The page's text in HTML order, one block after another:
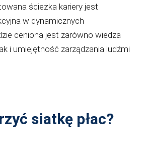
ścieżka kariery jest
w dynamicznych
ceniona jest zarówno wiedza
i umiejętność zarządzania ludźmi
siatkę płac?